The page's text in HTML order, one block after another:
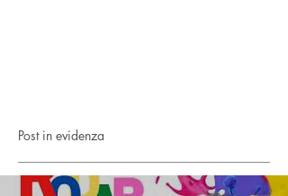
Post in evidenza